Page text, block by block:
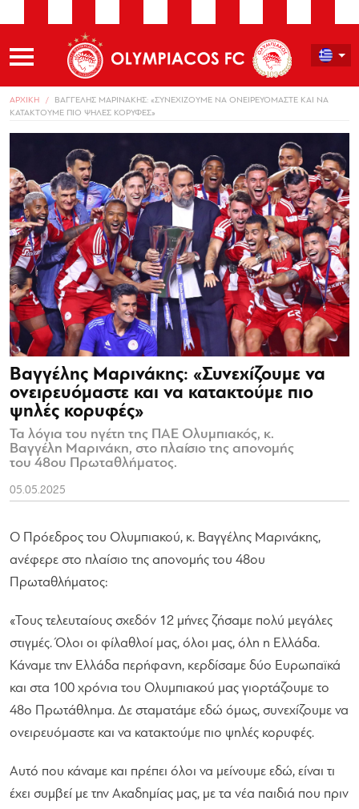
ΑΡΧΙΚΗ
ΒΑΓΓΕΛΗΣ ΜΑΡΙΝΑΚΗΣ: «ΣΥΝΕΧΙΖΟΥΜΕ ΝΑ ΟΝΕΙΡΕΥΟΜΑΣΤΕ ΚΑΙ ΝΑ
ΚΑΤΑΚΤΟΥΜΕ ΠΙΟ ΨΗΛΕΣ ΚΟΡΥΦΕΣ»
Βαγγέλης Μαρινάκης: «Συνεχίζουμε να
ονειρευόμαστε και να κατακτούμε πιο
ψηλές κορυφές»
Τα λόγια του ηγέτη της ΠΑΕ Ολυμπιακός, κ.
Βαγγέλη Μαρινάκη, στο πλαίσιο της απονομής
του 48ου Πρωταθλήματος.
05.05.2025
Ο Πρόεδρος του Ολυμπιακού, κ. Βαγγέλης Μαρινάκης,
ανέφερε στο πλαίσιο της απονομής του 48ου
Πρωταθλήματος:
«Τους τελευταίους σχεδόν 12 μήνες ζήσαμε πολύ μεγάλες
στιγμές. Όλοι οι φίλαθλοί μας, όλοι μας, όλη η Ελλάδα.
Κάναμε την Ελλάδα περήφανη, κερδίσαμε δύο Ευρωπαϊκά
και στα 100 χρόνια του Ολυμπιακού μας γιορτάζουμε το
48ο Πρωτάθλημα. Δε σταματάμε εδώ όμως, συνεχίζουμε να
ονειρευόμαστε και να κατακτούμε πιο ψηλές κορυφές.
Αυτό που κάναμε και πρέπει όλοι να μείνουμε εδώ, είναι τι
έχει συμβεί με την Ακαδημίας μας, με τα νέα παιδιά που πριν